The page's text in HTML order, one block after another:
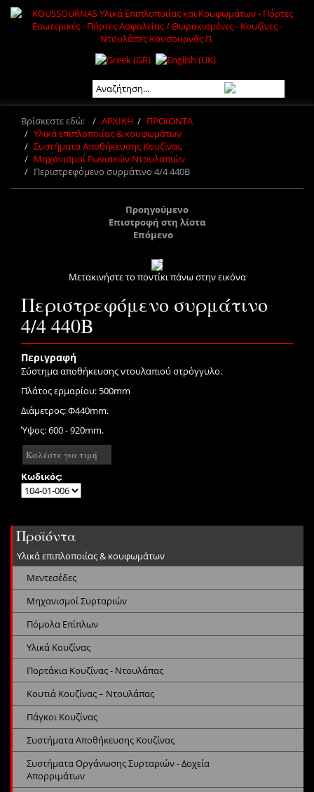
Βρίσκεστε εδώ: ΑΡΧΙΚΗ
ΠΡΟΙΟΝΤΑ
Υλικά επιπλοποιίας & κουφωμάτων
Συστήματα Αποθήκευσης Κουζίνας
Μηχανισμοί Γωνιακών Ντουλαπιών
Περιστρεφόμενο συρμάτινο 4/4 440Β
Προηγούμενο
Επιστροφή στη λίστα
Επόμενο
Μετακινήστε το ποντίκι πάνω στην εικόνα
Περιστρεφόμενο συρμάτινο
4/4 440Β
Περιγραφή
Σύστημα αποθήκευσης ντουλαπιού στρόγγυλο.
Πλάτος ερμαρίου: 500mm
Διάμετρος: Φ440mm.
Ύψος: 600 - 920mm.
Καλέστε για τιμή
Κωδικός:
Προϊόντα
Υλικά επιπλοποιίας & κουφωμάτων
Μεντεσέδες
Μηχανισμοί Συρταριών
Πόμολα Επίπλων
Υλικά Κουζίνας
Πορτάκια Κουζίνας - Ντουλάπας
Κουτιά Κουζίνας – Ντουλάπας
Πάγκοι Κουζίνας
Συστήματα Αποθήκευσης Κουζίνας
Συστήματα Οργάνωσης Συρταριών - Δοχεία
Απορριμάτων